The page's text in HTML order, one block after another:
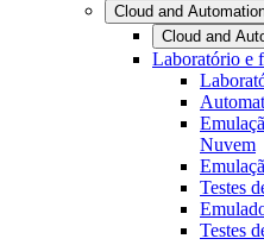
Cloud and
Cloud and
Laboratório e
Nuvem
Testes
Testes